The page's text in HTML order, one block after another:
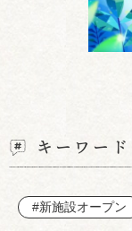
キーワード
#新施設オープン